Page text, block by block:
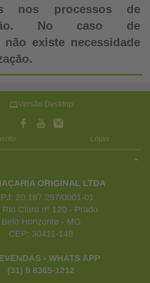
nos processos de
No caso de
não existe necessidade
Versão Desktop
Lojas
ORIGINAL LTDA
20.187.257/0001-01
Rio Claro nº 120 - Prado
Belo Horizonte - MG
CEP: 30411-148
- WHATS APP
(31) 9 8365-1212